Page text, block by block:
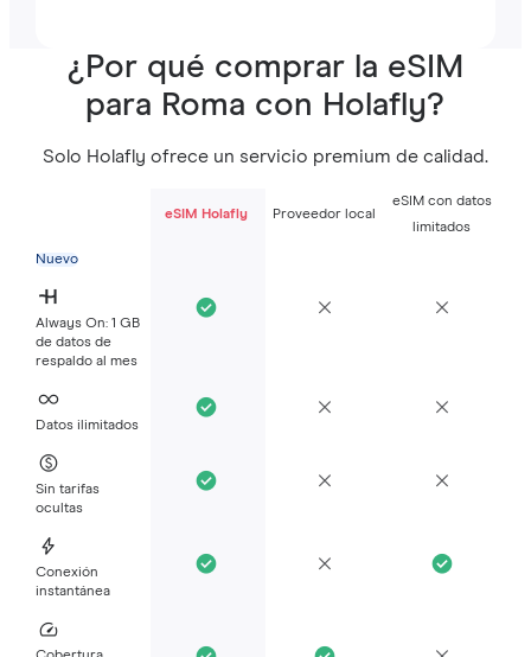
¿Por qué comprar la eSIM
para Roma con Holafly?
Solo Holafly ofrece un servicio premium de calidad.
eSIM Holafly Proveedor local
eSIM con datos
limitados
Nuevo
Always On: 1 GB
de datos de
respaldo al mes
Datos ilimitados
Sin tarifas
ocultas
Conexión
instantánea